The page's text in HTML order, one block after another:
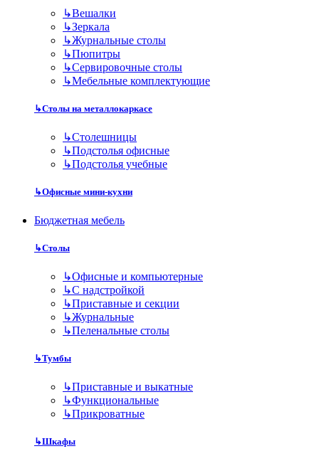
↳Вешалки
↳Зеркала
↳Журнальные столы
↳Пюпитры
↳Сервировочные столы
↳Мебельные комплектующие
↳Столы на металлокаркасе
↳Столешницы
↳Подстолья офисные
↳Подстолья учебные
↳Офисные мини-кухни
Бюджетная мебель
↳Столы
↳Офисные и компьютерные
↳С надстройкой
↳Приставные и секции
↳Журнальные
↳Пеленальные столы
↳Тумбы
↳Приставные и выкатные
↳Функциональные
↳Прикроватные
↳Шкафы